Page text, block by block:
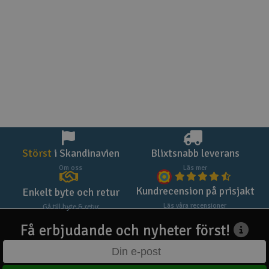
Störst i Skandinavien
Om oss
Blixtsnabb leverans
Läs mer
Enkelt byte och retur
Gå till byte & retur
Kundrecension på prisjakt
Läs våra recensioner
Få erbjudande och nyheter först!